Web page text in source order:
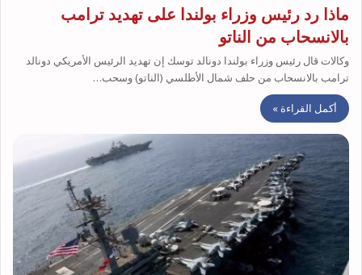
ماذا رد رئيس وزراء بولندا على تهديد ترامب
بالانسحاب من الناتو
وكالات قال رئيس وزراء بولندا دونالد توسك إن تهديد الرئيس الأمريكي دونالد
ترامب بالانسحاب من حلف شمال الأطلسي (الناتو) وسحب…
أكمل القراءة »